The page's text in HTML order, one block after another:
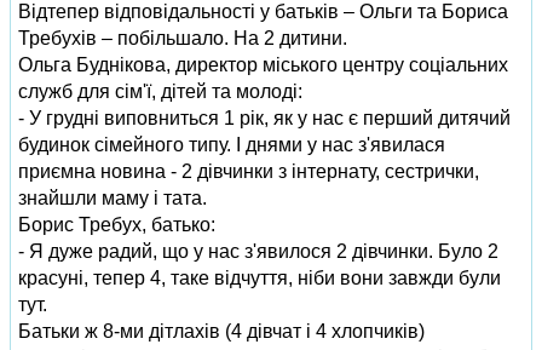
Відтепер відповідальності у батьків – Ольги та Бориса
Требухів – побільшало. На 2 дитини.
Ольга Буднікова, директор міського центру соціальних
служб для сім'ї, дітей та молоді:
- У грудні виповниться 1 рік, як у нас є перший дитячий
будинок сімейного типу. І днями у нас з'явилася
приємна новина - 2 дівчинки з інтернату, сестрички,
знайшли маму і тата.
Борис Требух, батько:
- Я дуже радий, що у нас з'явилося 2 дівчинки. Було 2
красуні, тепер 4, таке відчуття, ніби вони завжди були
тут.
Батьки ж 8-ми дітлахів (4 дівчат і 4 хлопчиків)